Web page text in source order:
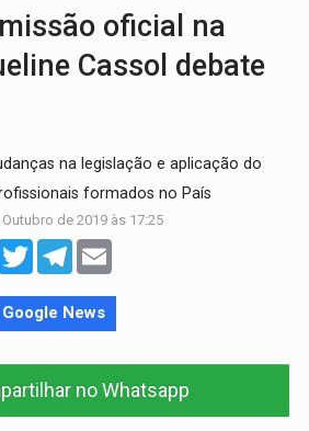
missão oficial na
Cassol debate
na legislação e aplicação do
formados no País
de 2019 às 17:25
TwitterTelegram
News
no Whatsapp